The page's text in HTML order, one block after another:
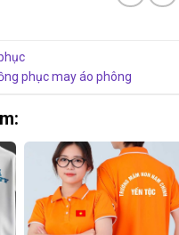
phụcmay áo phông